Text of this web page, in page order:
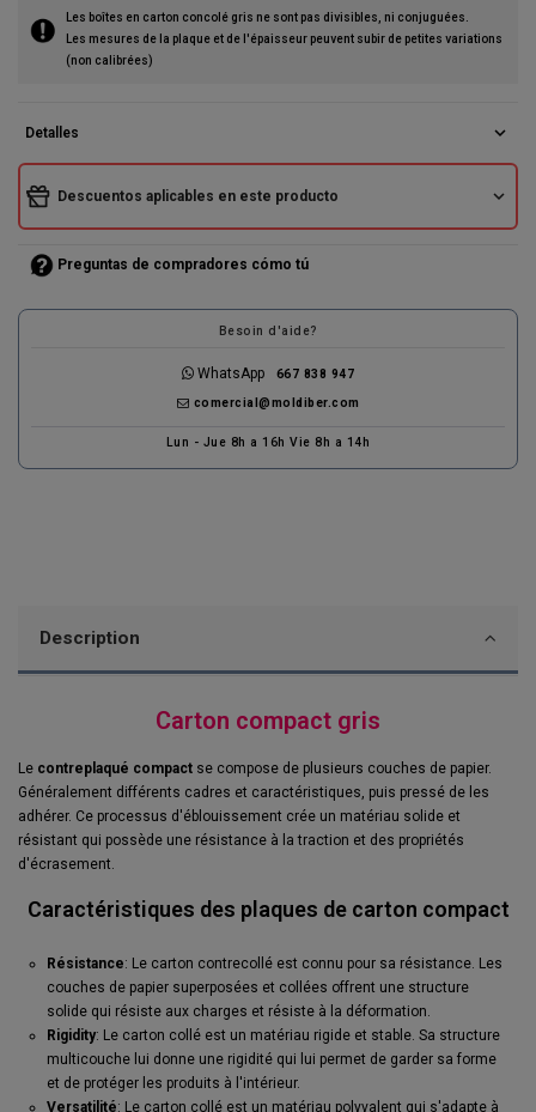
(1 avis)
Les boîtes en carton concolé gris ne sont pas divisibles, ni conjuguées.
Les mesures de la plaque et de l'épaisseur peuvent subir de petites variations
(non calibrées)
Detalles expand_more
Descuentos aplicables en este producto expand_more
Preguntas de compradores cómo tú
Besoin d'aide?
WhatsApp 667 838 947
comercial@moldiber.com
Lun - Jue 8h a 16h Vie 8h a 14h
Description
Carton compact gris
Le contreplaqué compact se compose de plusieurs couches de papier.
Généralement différents cadres et caractéristiques, puis pressé de les
adhérer. Ce processus d'éblouissement crée un matériau solide et
résistant qui possède une résistance à la traction et des propriétés
d'écrasement.
Caractéristiques des plaques de carton compact
Résistance: Le carton contrecollé est connu pour sa résistance. Les
couches de papier superposées et collées offrent une structure
solide qui résiste aux charges et résiste à la déformation.
Rigidity: Le carton collé est un matériau rigide et stable. Sa structure
multicouche lui donne une rigidité qui lui permet de garder sa forme
et de protéger les produits à l'intérieur.
Versatilité: Le carton collé est un matériau polyvalent qui s'adapte à